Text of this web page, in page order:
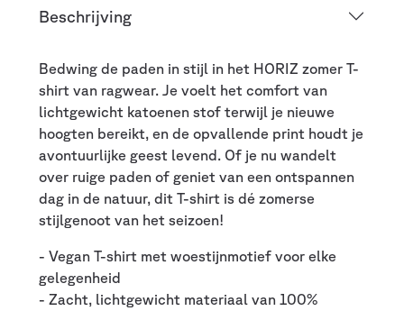
Beschrijving
Bedwing de paden in stijl in het HORIZ zomer T-
shirt van ragwear. Je voelt het comfort van
lichtgewicht katoenen stof terwijl je nieuwe
hoogten bereikt, en de opvallende print houdt je
avontuurlijke geest levend. Of je nu wandelt
over ruige paden of geniet van een ontspannen
dag in de natuur, dit T-shirt is dé zomerse
stijlgenoot van het seizoen!
- Vegan T-shirt met woestijnmotief voor elke
gelegenheid
- Zacht, lichtgewicht materiaal van 100%